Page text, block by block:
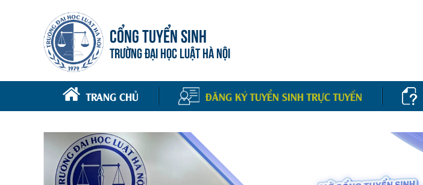
CỔNG TUYỂN SINH
TRƯỜNG ĐẠI HỌC LUẬT HÀ NỘI
TRANG CHỦ ĐĂNG KÝ TUYỂN SINH TRỰC TUYẾN